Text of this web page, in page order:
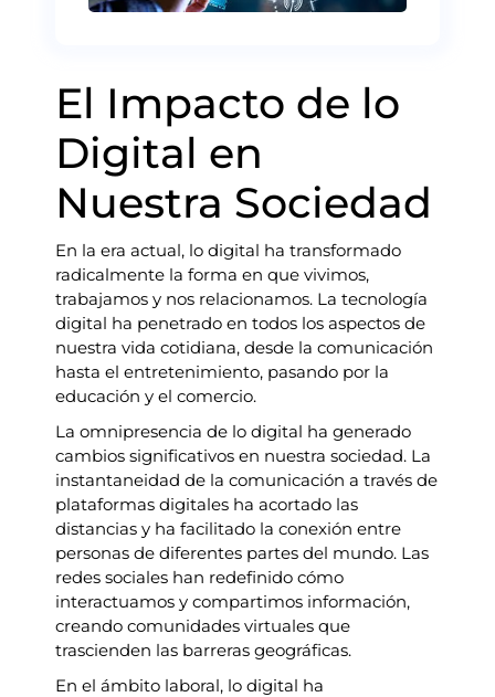
El Impacto de lo
Digital en
Nuestra Sociedad
En la era actual, lo digital ha transformado
radicalmente la forma en que vivimos,
trabajamos y nos relacionamos. La tecnología
digital ha penetrado en todos los aspectos de
nuestra vida cotidiana, desde la comunicación
hasta el entretenimiento, pasando por la
educación y el comercio.
La omnipresencia de lo digital ha generado
cambios significativos en nuestra sociedad. La
instantaneidad de la comunicación a través de
plataformas digitales ha acortado las
distancias y ha facilitado la conexión entre
personas de diferentes partes del mundo. Las
redes sociales han redefinido cómo
interactuamos y compartimos información,
creando comunidades virtuales que
trascienden las barreras geográficas.
En el ámbito laboral, lo digital ha